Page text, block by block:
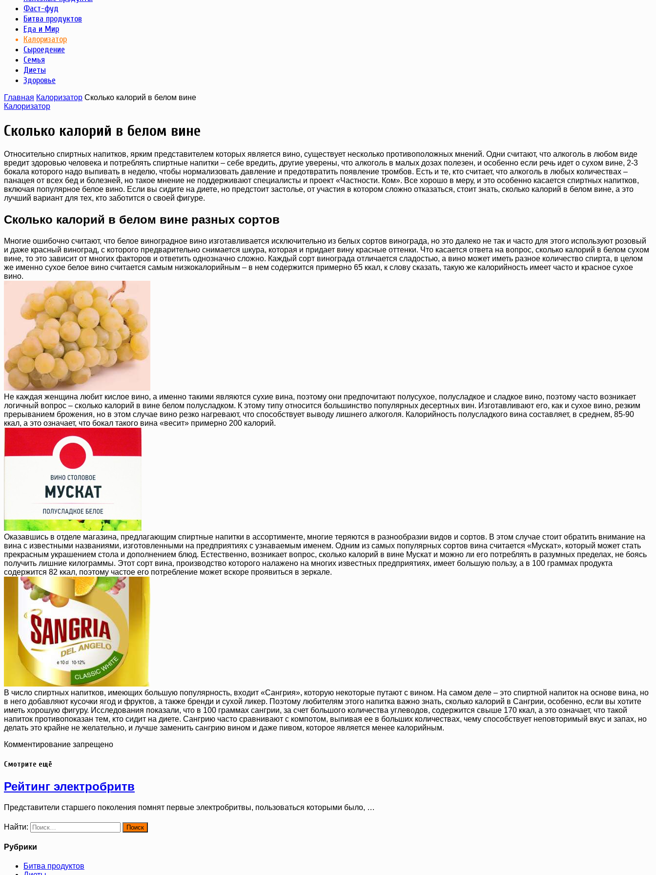
Фаст-фуд
Битва продуктов
Еда и Мир
Калоризатор
Сыроедение
Семья
Диеты
Здоровье
Главная Калоризатор Сколько калорий в белом вине
Калоризатор
Сколько калорий в белом вине
Относительно спиртных напитков, ярким представителем которых является вино, существует несколько противоположных мнений. Одни считают, что алкоголь в любом виде
вредит здоровью человека и потреблять спиртные напитки – себе вредить, другие уверены, что алкоголь в малых дозах полезен, и особенно если речь идет о сухом вине, 2-3
бокала которого надо выпивать в неделю, чтобы нормализовать давление и предотвратить появление тромбов. Есть и те, кто считает, что алкоголь в любых количествах –
панацея от всех бед и болезней, но такое мнение не поддерживают специалисты и проект «Частности. Ком». Все хорошо в меру, и это особенно касается спиртных напитков,
включая популярное белое вино. Если вы сидите на диете, но предстоит застолье, от участия в котором сложно отказаться, стоит знать, сколько калорий в белом вине, а это
лучший вариант для тех, кто заботится о своей фигуре.
Сколько калорий в белом вине разных сортов
Многие ошибочно считают, что белое виноградное вино изготавливается исключительно из белых сортов винограда, но это далеко не так и часто для этого используют розовый
и даже красный виноград, с которого предварительно снимается шкура, которая и придает вину красные оттенки. Что касается ответа на вопрос, сколько калорий в белом сухом
вине, то это зависит от многих факторов и ответить однозначно сложно. Каждый сорт винограда отличается сладостью, а вино может иметь разное количество спирта, в целом
же именно сухое белое вино считается самым низкокалорийным – в нем содержится примерно 65 ккал, к слову сказать, такую же калорийность имеет часто и красное сухое
вино.
Не каждая женщина любит кислое вино, а именно такими являются сухие вина, поэтому они предпочитают полусухое, полусладкое и сладкое вино, поэтому часто возникает
логичный вопрос – сколько калорий в вине белом полусладком. К этому типу относится большинство популярных десертных вин. Изготавливают его, как и сухое вино, резким
прерыванием брожения, но в этом случае вино резко нагревают, что способствует выводу лишнего алкоголя. Калорийность полусладкого вина составляет, в среднем, 85-90
ккал, а это означает, что бокал такого вина «весит» примерно 200 калорий.
Оказавшись в отделе магазина, предлагающим спиртные напитки в ассортименте, многие теряются в разнообразии видов и сортов. В этом случае стоит обратить внимание на
вина с известными названиями, изготовленными на предприятиях с узнаваемым именем. Одним из самых популярных сортов вина считается «Мускат», который может стать
прекрасным украшением стола и дополнением блюд. Естественно, возникает вопрос, сколько калорий в вине Мускат и можно ли его потреблять в разумных пределах, не боясь
получить лишние килограммы. Этот сорт вина, производство которого налажено на многих известных предприятиях, имеет большую пользу, а в 100 граммах продукта
содержится 82 ккал, поэтому частое его потребление может вскоре проявиться в зеркале.
В число спиртных напитков, имеющих большую популярность, входит «Сангрия», которую некоторые путают с вином. На самом деле – это спиртной напиток на основе вина, но
в него добавляют кусочки ягод и фруктов, а также бренди и сухой ликер. Поэтому любителям этого напитка важно знать, сколько калорий в Сангрии, особенно, если вы хотите
иметь хорошую фигуру. Исследования показали, что в 100 граммах сангрии, за счет большого количества углеводов, содержится свыше 170 ккал, а это означает, что такой
напиток противопоказан тем, кто сидит на диете. Сангрию часто сравнивают с компотом, выпивая ее в больших количествах, чему способствует неповторимый вкус и запах, но
делать это крайне не желательно, и лучше заменить сангрию вином и даже пивом, которое является менее калорийным.
Комментирование запрещено
Смотрите ещё
Рейтинг электробритв
Представители старшего поколения помнят первые электробритвы, пользоваться которыми было, …
Найти:
Рубрики
Битва продуктов